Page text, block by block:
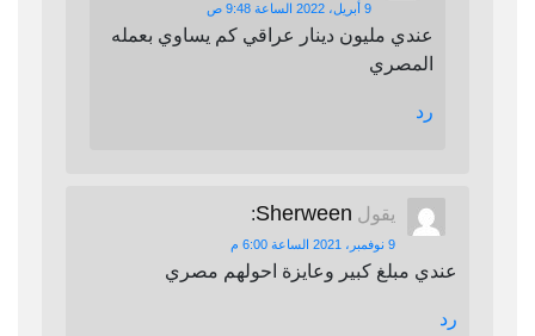
9 أبريل، 2022 الساعة 9:48 ص
عندي مليون دينار عراقي كم يساوي بعمله
المصري
رد
يقول Sherween
:
9 نوفمبر، 2021 الساعة 6:00 م
عندي مبلغ كبير وعايزة احولهم مصري
رد